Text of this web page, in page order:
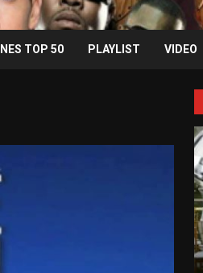
TOP 50 PLAYLIST VIDEO
getrouwd met Travis